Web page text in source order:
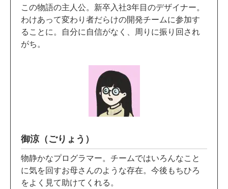
この物語の主人公。新卒入社3年目のデザイナー。
わけあって変わり者だらけの開発チームに参加す
ることに。自分に自信がなく、周りに振り回され
がち。
御涼（ごりょう）
物静かなプログラマー。チームではいろんなこと
に気を回すお母さんのような存在。今後もちひろ
をよく見て助けてくれる。